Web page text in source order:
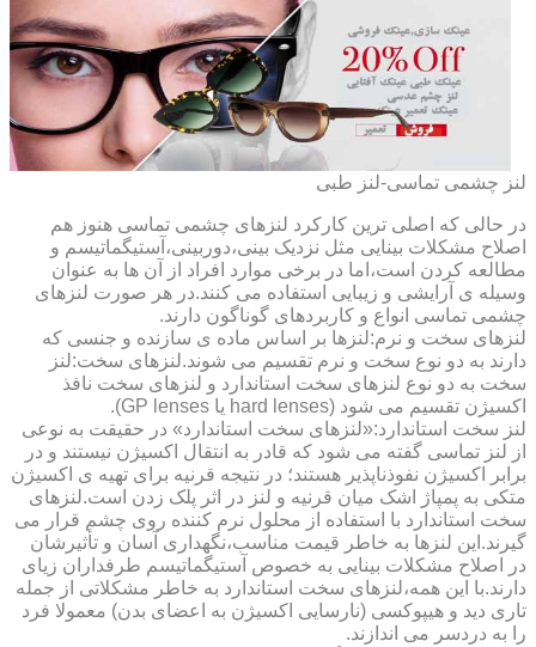
لنز چشمی تماسی-لنز طبی
در حالی که اصلی ترین کارکرد لنزهای چشمی تماسی هنوز هم
اصلاح مشکلات بینایی مثل نزدیک بینی،دوربینی،آستیگماتیسم و
مطالعه کردن است،اما در برخی موارد افراد از آن ها به عنوان
وسیله ی آرایشی و زیبایی استفاده می کنند.در هر صورت لنزهای
چشمی تماسی انواع و کاربردهای گوناگون دارند.
لنزهای سخت و نرم:لنزها بر اساس ماده ی سازنده و جنسی که
دارند به دو نوع سخت و نرم تقسیم می شوند.لنزهای سخت:لنز
سخت به دو نوع لنزهای سخت استاندارد و لنزهای سخت نافذ
اکسیژن تقسیم می شود (hard lenses یا GP lenses).
لنز سخت استاندارد:«لنزهای سخت استاندارد» در حقیقت به نوعی
از لنز تماسی گفته می شود که قادر به انتقال اکسیژن نیستند و در
برابر اکسیژن نفوذناپذیر هستند؛ در نتیجه قرنیه برای تهیه ی اکسیژن
متکی به پمپاژ اشک میان قرنیه و لنز در اثر پلک زدن است.لنزهای
سخت استاندارد با استفاده از محلول نرم کننده روی چشم قرار می
گیرند.این لنزها به خاطر قیمت مناسب،نگهداری آسان و تأثیرشان
در اصلاح مشکلات بینایی به خصوص آستیگماتیسم طرفداران زیای
دارند.با این همه،لنزهای سخت استاندارد به خاطر مشکلاتی از جمله
تاری دید و هیپوکسی (نارسایی اکسیژن به اعضای بدن) معمولا فرد
را به دردسر می اندازند.